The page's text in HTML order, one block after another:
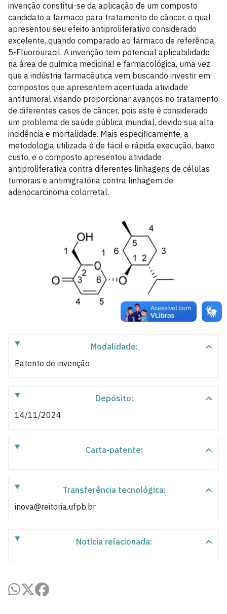
invenção constitui-se da aplicação de um composto
candidato a fármaco para tratamento de câncer, o qual
apresentou seu efeito antiproliferativo considerado
excelente, quando comparado ao fármaco de referência,
5-Fluorouracil. A invenção tem potencial aplicabilidade
na área de química medicinal e farmacológica, uma vez
que a indústria farmacêutica vem buscando investir em
compostos que apresentem acentuada atividade
antitumoral visando proporcionar avanços no tratamento
de diferentes casos de câncer, pois este é considerado
um problema de saúde pública mundial, devido sua alta
incidência e mortalidade. Mais especificamente, a
metodologia utilizada é de fácil e rápida execução, baixo
custo, e o composto apresentou atividade
antiproliferativa contra diferentes linhagens de células
tumorais e antimigratória contra linhagem de
adenocarcinoma colorretal.
Modalidade:
Patente de invenção
Depósito:
14/11/2024
Carta-patente:
Transferência tecnológica:
inova@reitoria.ufpb.br
Notícia relacionada: